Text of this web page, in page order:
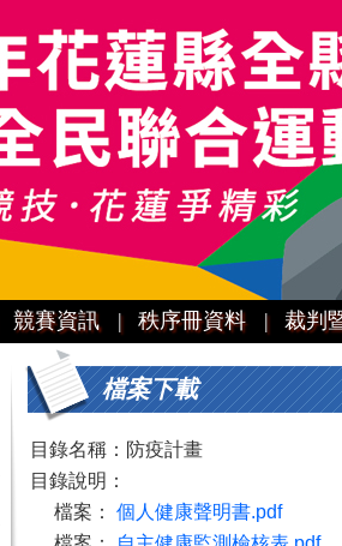
競賽資訊 | 秩序冊資料 | 裁判
檔案下載
目錄名稱：防疫計畫
目錄說明：
檔案：
個人健康聲明書.pdf